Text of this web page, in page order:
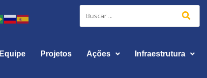
Equipe Projetos Ações Infraestrutura